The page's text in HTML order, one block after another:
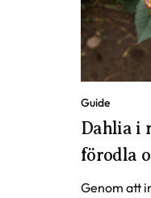
Guide
Dahlia i
förodla
Genom att